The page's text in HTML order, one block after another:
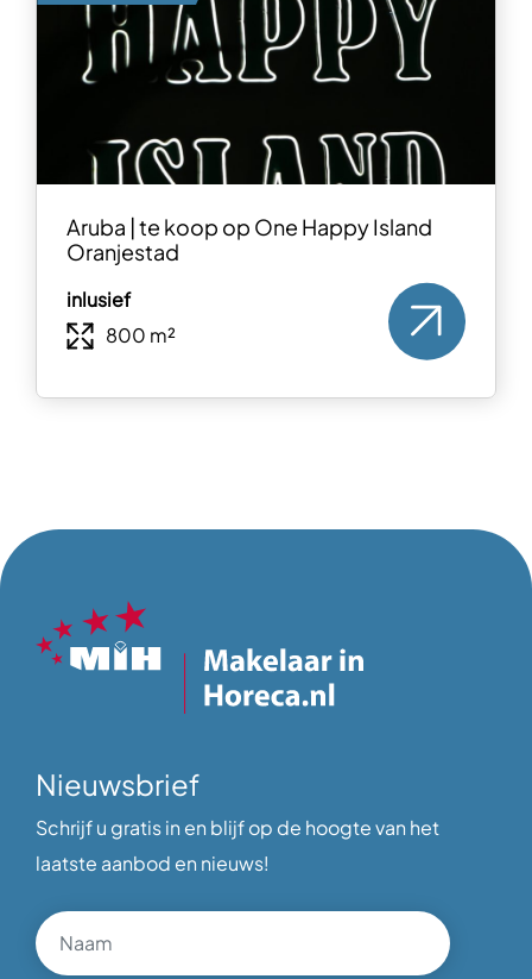
Aruba | te koop op One Happy Island
Oranjestad
inlusief
800 m²
Nieuwsbrief
Schrijf u gratis in en blijf op de hoogte van het
laatste aanbod en nieuws!